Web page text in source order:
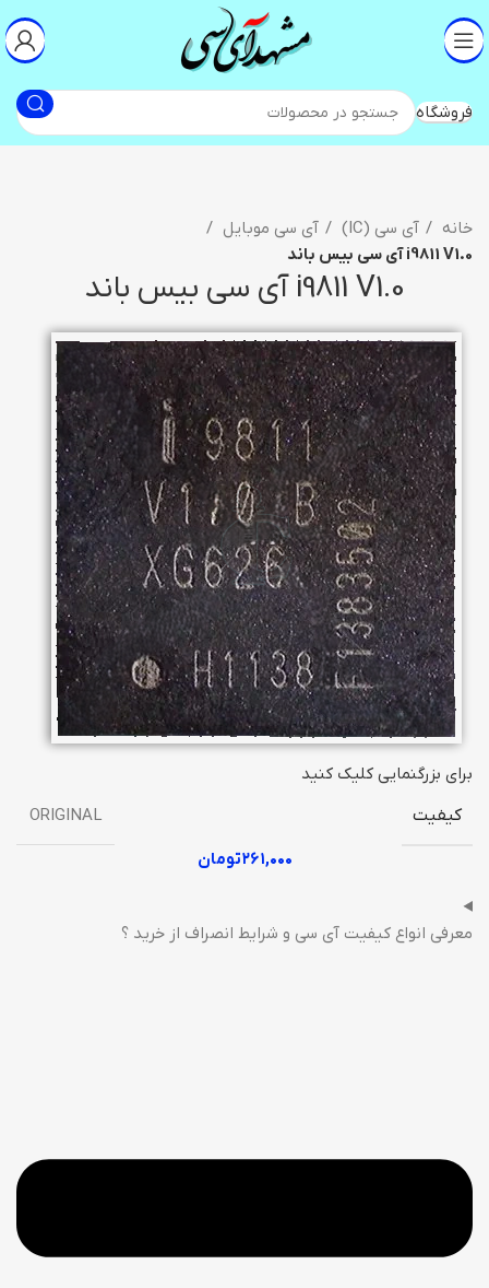
فروشگاه
خانه آی سی (IC)
آی سی موبایل
i9811 V1.0 آی سی بیس باند
i9811 V1.0 آی سی بیس باند
برای بزرگنمایی کلیک کنید
کیفیت
ORIGINAL
۲۶۱,۰۰۰تومان
معرفی انواع کیفیت آی سی و شرایط انصراف از خرید ؟